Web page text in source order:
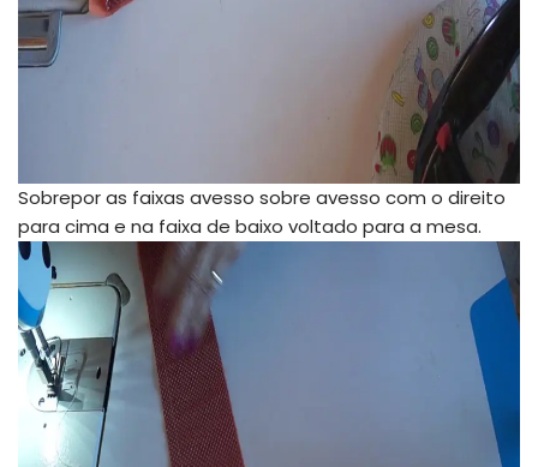
Sobrepor as faixas avesso sobre avesso com o direito
para cima e na faixa de baixo voltado para a mesa.